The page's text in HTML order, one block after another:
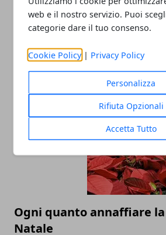
web e il nostro servizio. Puoi
categorie dare il tuo consenso.
Cookie Policy | Privacy Policy
Personalizza
Rifiuta Opzionali
Accetta Tutto
Ogni quanto bisogna
Ogni quanto annaffiare
Natale